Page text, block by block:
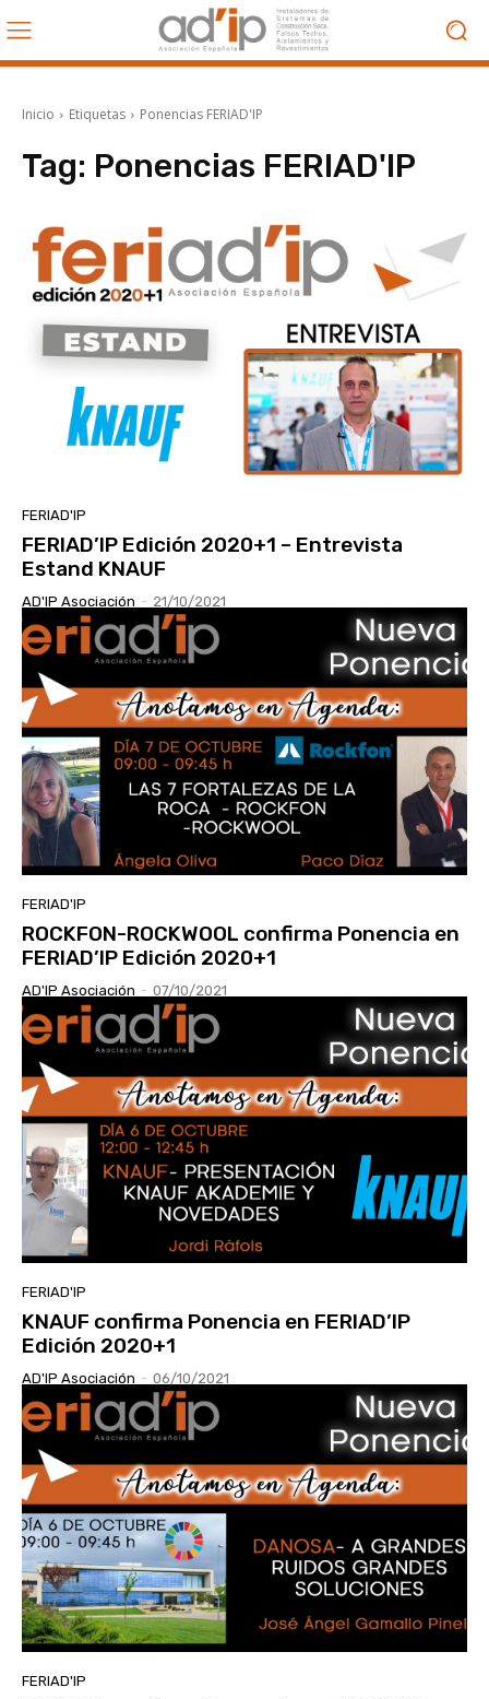
Inicio Etiquetas Ponencias FERIAD'IP
Tag: Ponencias FERIAD'IP
FERIAD'IP
FERIAD’IP Edición 2020+1 – Entrevista
Estand KNAUF
AD'IP Asociación - 21/10/2021
FERIAD'IP
ROCKFON-ROCKWOOL confirma Ponencia en
FERIAD’IP Edición 2020+1
AD'IP Asociación - 07/10/2021
FERIAD'IP
KNAUF confirma Ponencia en FERIAD’IP
Edición 2020+1
AD'IP Asociación - 06/10/2021
FERIAD'IP